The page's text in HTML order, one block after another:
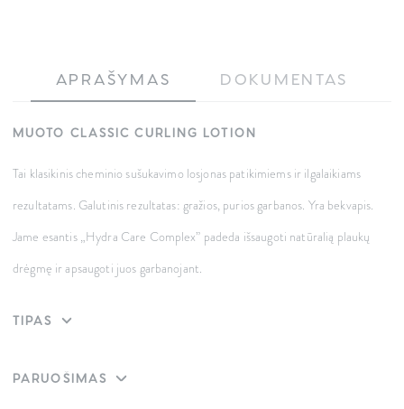
APRAŠYMAS DOKUMENTAS
MUOTO CLASSIC CURLING LOTION
Tai klasikinis cheminio sušukavimo losjonas patikimiems ir ilgalaikiams
rezultatams. Galutinis rezultatas: gražios, purios garbanos. Yra bekvapis.
Jame esantis „Hydra Care Complex” padeda išsaugoti natūralią plaukų
drėgmę ir apsaugoti juos garbanojant.
TIPAS
PARUOŠIMAS